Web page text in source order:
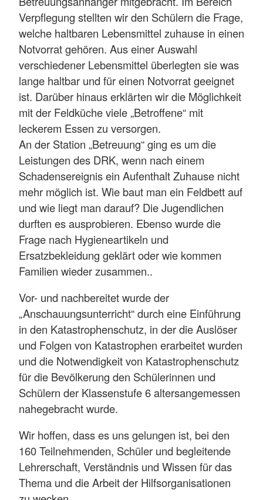
Verpflegung stellten wir den Schülern die Frage,
welche haltbaren Lebensmittel zuhause in einen
Notvorrat gehören. Aus einer Auswahl
verschiedener Lebensmittel überlegten sie was
lange haltbar und für einen Notvorrat geeignet
ist. Darüber hinaus erklärten wir die Möglichkeit
mit der Feldküche viele „Betroffene“ mit
leckerem Essen zu versorgen.
An der Station „Betreuung“ ging es um die
Leistungen des DRK, wenn nach einem
Schadensereignis ein Aufenthalt Zuhause nicht
mehr möglich ist. Wie baut man ein Feldbett auf
und wie liegt man darauf? Die Jugendlichen
durften es ausprobieren. Ebenso wurde die
Frage nach Hygieneartikeln und
Ersatzbekleidung geklärt oder wie kommen
Familien wieder zusammen..
Vor- und nachbereitet wurde der
„Anschauungsunterricht“ durch eine Einführung
in den Katastrophenschutz, in der die Auslöser
und Folgen von Katastrophen erarbeitet wurden
und die Notwendigkeit von Katastrophenschutz
für die Bevölkerung den Schülerinnen und
Schülern der Klassenstufe 6 altersangemessen
nahegebracht wurde.
Wir hoffen, dass es uns gelungen ist, bei den
160 Teilnehmenden, Schüler und begleitende
Lehrerschaft, Verständnis und Wissen für das
Thema und die Arbeit der Hilfsorganisationen